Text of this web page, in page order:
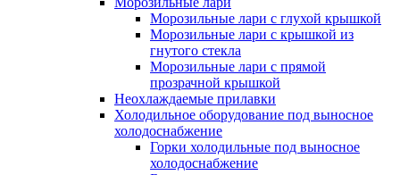
Морозильные лари с глухой крышкой
Морозильные лари с крышкой из
гнутого стекла
Морозильные лари с прямой
прозрачной крышкой
Неохлаждаемые прилавки
Холодильное оборудование под выносное
холодоснабжение
Горки холодильные под выносное
холодоснабжение